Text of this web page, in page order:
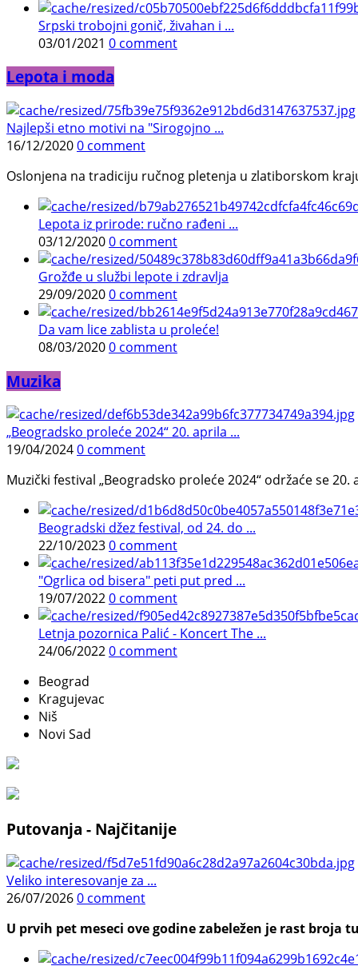
Srpski trobojni gonič, živahan i ...
03/01/2021 0 comment
Lepota i moda
Najlepši etno motivi na "Sirogojno ...
16/12/20200 comment
Oslonjena na tradiciju ručnog pletenja u zlatiborskom
Lepota iz prirode: ručno rađeni ...
03/12/20200 comment
Grožđe u službi lepote i zdravlja
29/09/20200 comment
Da vam lice zablista u proleće!
08/03/20200 comment
Muzika
„Beogradsko proleće 2024“ 20. aprila ...
19/04/20240 comment
Muzički festival „Beogradsko proleće 2024“ održaće se
Beogradski džez festival, od 24. do ...
22/10/20230 comment
"Ogrlica od bisera" peti put pred ...
19/07/20220 comment
Letnja pozornica Palić - Koncert The ...
24/06/20220 comment
Beograd
Kragujevac
Niš
Novi Sad
Putovanja - Najčitanije
Veliko interesovanje za ...
26/07/20260 comment
U prvih pet meseci ove godine zabeležen je rast